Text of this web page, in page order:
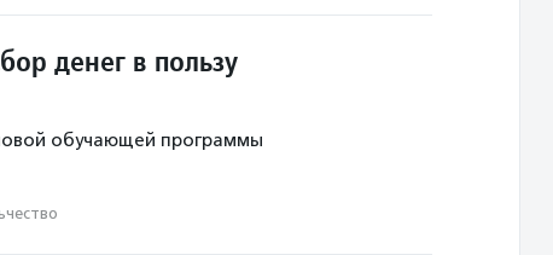
денег в пользу
обучающей программы